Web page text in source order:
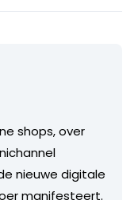
shops, over
nieuwe digitale
manifesteert.